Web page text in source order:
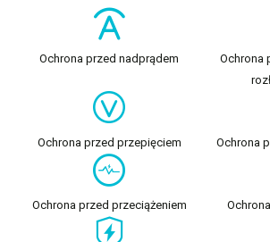
Ochrona przed nadprądem
Ochrona
Ochrona przed przepięciem Ochrona
Ochrona przed przeciążeniem